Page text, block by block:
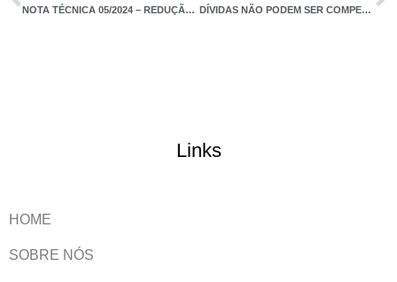
NOTA TÉCNICA 05/2024 – REDUÇÃO DAS ALÍQUOTAS DE CPRB DÍVIDAS NÃO PODEM SER COMPENSADAS COM PRECATÓRIOS DE FORMA UNILATERAL PELA FAZENDA PÚBLICA, REAFIRMA STF
Links
HOME
SOBRE NÓS